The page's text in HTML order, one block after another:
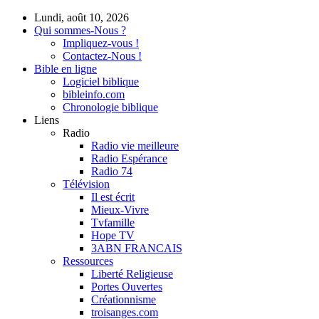
Lundi, août 10, 2026
Qui sommes-Nous ?
Impliquez-vous !
Contactez-Nous !
Bible en ligne
Logiciel biblique
bibleinfo.com
Chronologie biblique
Liens
Radio
Radio vie meilleure
Radio Espérance
Radio 74
Télévision
Il est écrit
Mieux-Vivre
Tvfamille
Hope TV
3ABN FRANCAIS
Ressources
Liberté Religieuse
Portes Ouvertes
Créationnisme
troisanges.com